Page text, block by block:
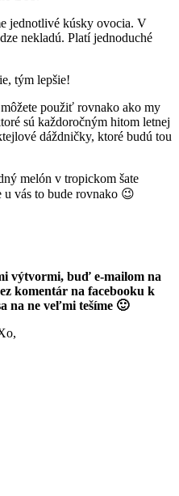
jednotlivé kúsky ovocia. V
nekladú. Platí jednoduché
tým lepšie!
použiť rovnako ako my
sú každoročným hitom letnej
dáždničky, ktoré budú tou
melón v tropickom šate
vás to bude rovnako 😉
výtvormi, buď e-mailom na
komentár na facebooku k
na ne veľmi tešíme 🙂